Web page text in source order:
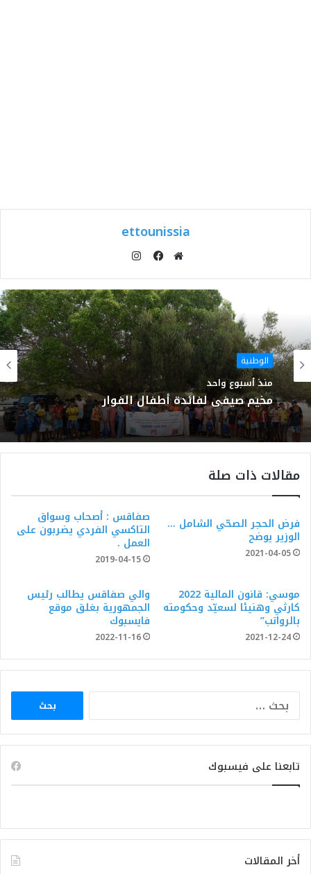
ettounissia
الويب
الوطنية
منذ أسبوع واحد
مخيم صيفي لفائدة أطفال الفوار
مقالات ذات صلة
فرض الحجر الصحّي الشامل …
الوزير يوضح
2021-04-05
صفاقس : أصحاب وسواق
التاكسي الفردي يضربون على
العمل .
2019-04-15
موسي: قانون المالية 2022
كارثي وهنيئا لسعيّد وحكومته
بالرواتب”
2021-12-24
والي صفاقس يطالب رئيس
الجمهورية بغلق موقع
فايسبوك
2022-11-16
البحث
تابعنا على فيسبوك
أخر المقالات